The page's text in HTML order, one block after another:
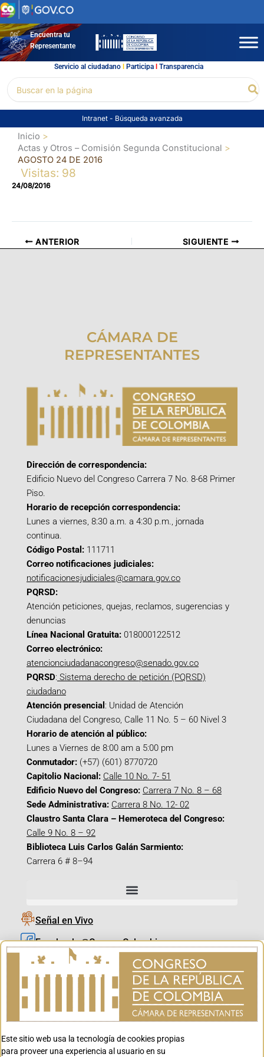
Ir
al
contenidoEncuentra tu
Representante
Servicio al ciudadano l Participal Transparencia
por:
Intranet - Búsqueda avanzada
Inicio
Actas y Otros – Comisión Segunda Constitucional
AGOSTO 24 DE 2016
Visitas: 98
24/08/2016
ANTERIOR SIGUIENTE
CÁMARA DE
REPRESENTANTES
Dirección de correspondencia:
Edificio Nuevo del Congreso Carrera 7 No. 8-68 Primer
Piso.
Horario de recepción correspondencia:
Lunes a viernes, 8:30 a.m. a 4:30 p.m., jornada
continua.
Código Postal: 111711
Correo notificaciones judiciales:
notificacionesjudiciales@camara.gov.co
PQRSD:
Atención peticiones, quejas, reclamos, sugerencias y
denuncias
Línea Nacional Gratuita: 018000122512
Correo electrónico:
atencionciudadanacongreso@senado.gov.co
PQRSD: Sistema derecho de petición (PQRSD)
ciudadano
Atención presencial : Unidad de Atención
Ciudadana del Congreso, Calle 11 No. 5 – 60 Nivel 3
Horario de atención al público:
Lunes a Viernes de 8:00 am a 5:00 pm
Conmutador: (+57) (601) 8770720
Capitolio Nacional: Calle 10 No. 7- 51
Edificio Nuevo del Congreso: Carrera 7 No. 8 – 68
Sede Administrativa: Carrera 8 No. 12- 02
Claustro Santa Clara – Hemeroteca del Congreso:
Calle 9 No. 8 – 92
Biblioteca Luis Carlos Galán Sarmiento:
Carrera 6 # 8–94
Señal en Vivo
Facebook_@CamaraColombia
Instagram_@CamaraColombia
X_@CamaraColombia
Youtube_@CamaraColombia
Youtube_@CanalCongreso
Este sitio web usa la tecnología de cookies propias
para proveer una experiencia al usuario en su